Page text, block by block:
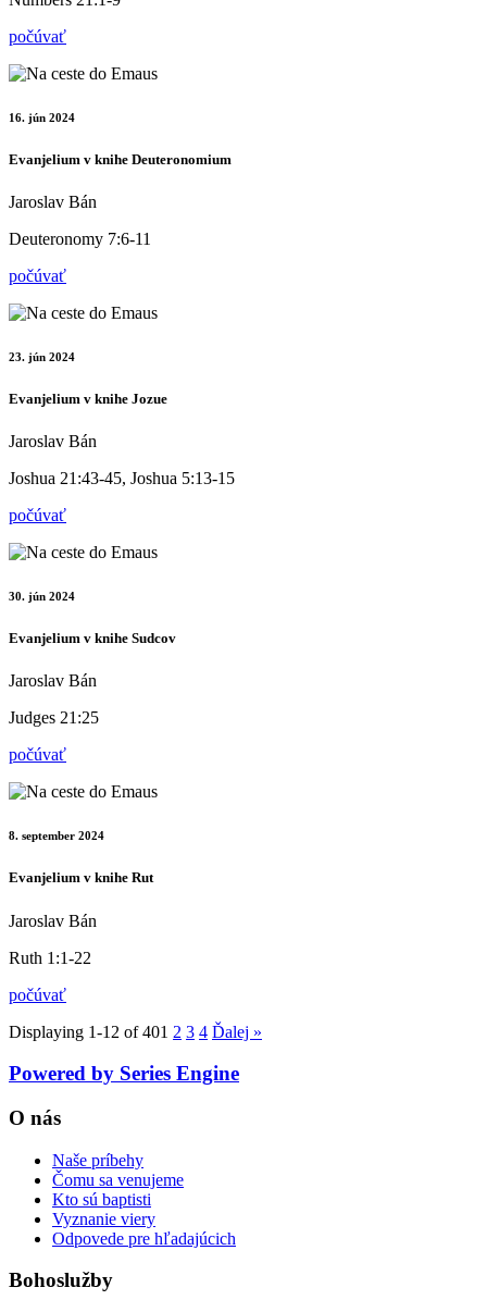
počúvať
16. jún 2024
Evanjelium v knihe Deuteronomium
Jaroslav Bán
Deuteronomy 7:6-11
počúvať
23. jún 2024
Evanjelium v knihe Jozue
Jaroslav Bán
Joshua 21:43-45, Joshua 5:13-15
počúvať
30. jún 2024
Evanjelium v knihe Sudcov
Jaroslav Bán
Judges 21:25
počúvať
8. september 2024
Evanjelium v knihe Rut
Jaroslav Bán
Ruth 1:1-22
počúvať
Displaying 1-12 of 401 2 3 4 Ďalej »
Powered by Series Engine
O nás
Naše príbehy
Čomu sa venujeme
Kto sú baptisti
Vyznanie viery
Odpovede pre hľadajúcich
Bohoslužby